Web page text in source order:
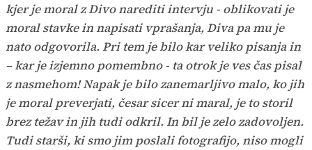
kjer je moral z Divo narediti intervju - oblikovati je
moral stavke in napisati vprašanja, Diva pa mu je
nato odgovorila. Pri tem je bilo kar veliko pisanja in
– kar je izjemno pomembno - ta otrok je ves čas pisal
z nasmehom! Napak je bilo zanemarljivo malo, ko jih
je moral preverjati, česar sicer ni maral, je to storil
brez težav in jih tudi odkril. In bil je zelo zadovoljen.
Tudi starši, ki smo jim poslali fotografijo, niso mogli